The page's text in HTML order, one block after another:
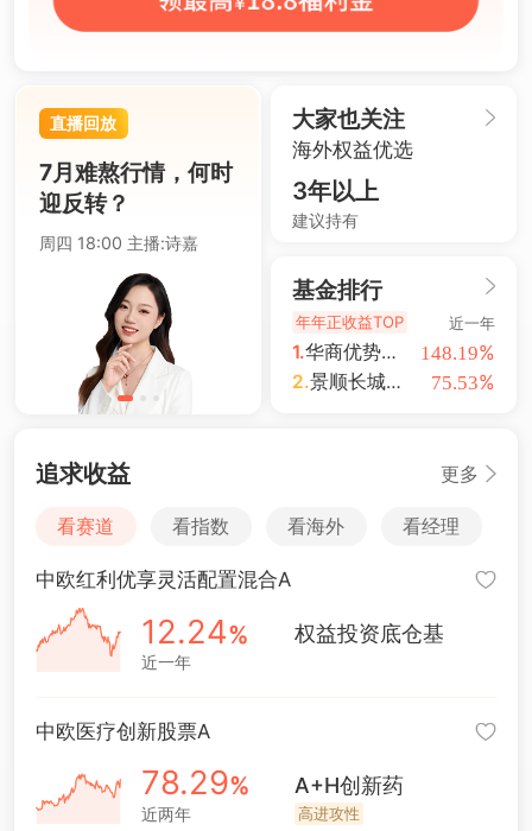
大家都在搜的产品
直播回放
7月难熬行情，何时
迎反转？
周四 18:00 主播:诗嘉
今日热点
上证指数 3940.04 +1.02%
深证成指 14311.01
创业板指 3563.12
上证指数 3940.04 +1.02%
CS精准医
CS创新药
+6.76%
金融科技
-1.50%
大家也关注
海外权益优选
3年以上
建议持有
基金排行
年年正收益TOP 近一年
1. 华商优势行业灵活配置混合A 148.19%
2. 景顺长城沪港深精选股票A 75.53%
追求收益 更多
看赛道 看指数 看海外 看经理
中欧红利优享灵活配置混合A
12.24%
近一年
权益投资底仓基
中欧医疗创新股票A
78.29%
近两年
A+H创新药
高进攻性